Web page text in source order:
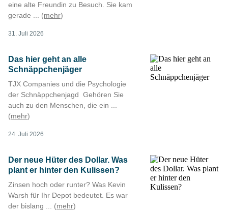
eine alte Freundin zu Besuch. Sie kam
gerade ... (mehr)
31. Juli 2026
Das hier geht an alle
Schnäppchenjäger
TJX Companies und die Psychologie
der Schnäppchenjagd Gehören Sie
auch zu den Menschen, die ein ...
(mehr)
24. Juli 2026
Der neue Hüter des Dollar. Was
plant er hinter den Kulissen?
Zinsen hoch oder runter? Was Kevin
Warsh für Ihr Depot bedeutet. Es war
der bislang ... (mehr)